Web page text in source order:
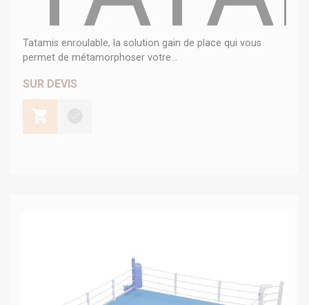
Tatamis enroulable, la solution gain de place qui vous
permet de métamorphoser votre...
SUR DEVIS